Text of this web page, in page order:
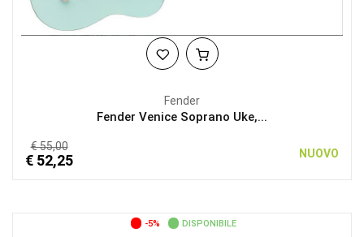
Fender
Fender Venice Soprano Uke,...
€ 55,00
€ 52,25 NUOVO
-5% DISPONIBILE